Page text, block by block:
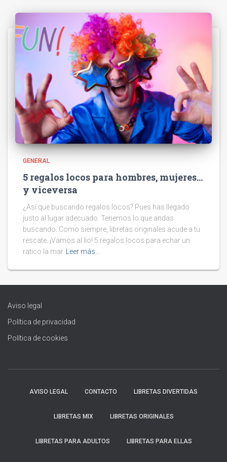
GENERAL
5 regalos locos para hombres, mujeres…
y viceversa
¿Así que buscando regalos locos? Pues has llegado
justo al lugar adecuado. Tenemos lo que andas
buscando. Como siempre, libretas originales acude a tu
rescate. ¡Vamos al lío! 5 regalos locos para echar un
ratico la mar
Leer más…
Aviso legal
Política de privacidad
Política de cookies
AVISO LEGAL CONTACTO LIBRETAS DIVERTIDAS
LIBRETAS MIX LIBRETAS ORIGINALES
LIBRETAS PARA ADULTOS LIBRETAS PARA ELLAS